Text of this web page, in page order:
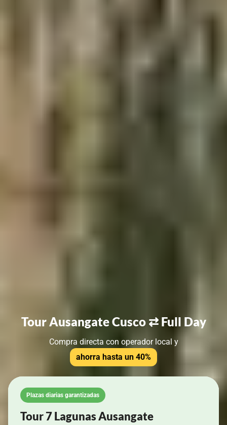
Tour Ausangate Cusco ⇄ Full Day
Compra directa con operador local y
ahorra hasta un 40%
Plazas diarias garantizadas
Tour 7 Lagunas Ausangate